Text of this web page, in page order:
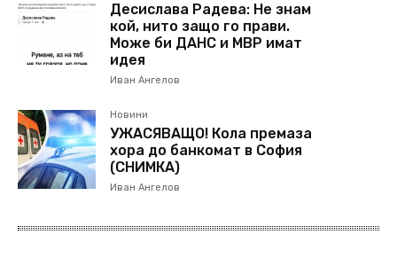
Десислава Радева: Не знам
кой, нито защо го прави.
Може би ДАНС и МВР имат
идея
Иван Ангелов
Новини
УЖАСЯВАЩО! Кола премаза
хора до банкомат в София
(СНИМКА)
Иван Ангелов